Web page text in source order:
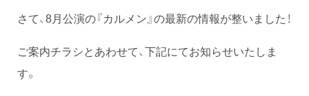
さて、8月公演の『カルメン』の最新の情報が整いました！
ご案内チラシとあわせて、下記にてお知らせいたしま
す。